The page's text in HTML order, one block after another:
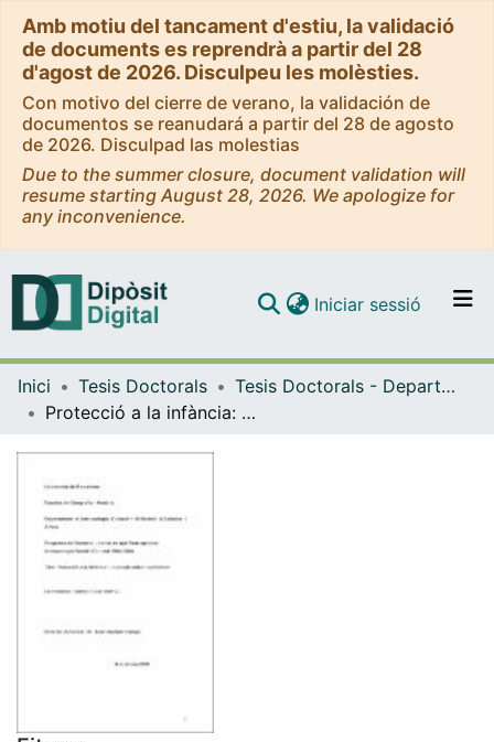
Amb motiu del tancament d'estiu, la validació
de documents es reprendrà a partir del 28
d'agost de 2026. Disculpeu les molèsties.
Con motivo del cierre de verano, la validación de
documentos se reanudará a partir del 28 de agosto
de 2026. Disculpad las molestias
Due to the summer closure, document validation will
resume starting August 28, 2026. We apologize for
any inconvenience.
Navega per tot el DD
Iniciar sessió (current)
Inici Tesis Doctorals
Tesis Doctorals - Departament - Antropologia Cultural i Història d'Amèrica i d'Àfrica
Protecció a la infància: Un estudi sobre l'acolliment